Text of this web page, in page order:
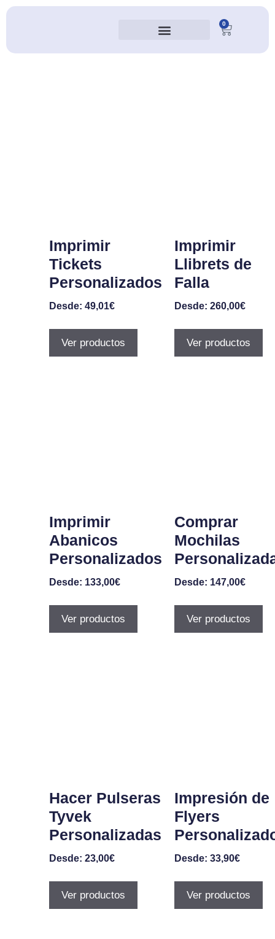
0
Imprimir
Tickets
Personalizados
Desde: 49,01€
Ver productos
Imprimir
Llibrets de
Falla
Desde: 260,00€
Ver productos
Imprimir
Abanicos
Personalizados
Desde: 133,00€
Ver productos
Comprar
Mochilas
Desde: 147,00€
Ver productos
Hacer Pulseras
Tyvek
Personalizadas
Desde: 23,00€
Ver productos
Impresión de
Flyers
Desde: 33,90€
Ver productos